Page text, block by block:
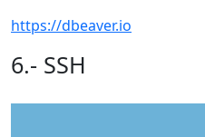
https://dbeaver.io
6.- SSH